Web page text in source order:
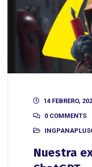
14 FEBRERO,
0 COMMENTS
Nuestra